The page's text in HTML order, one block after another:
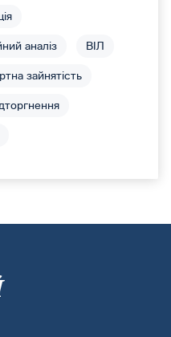
аналіз ВІЛ
зайнятість